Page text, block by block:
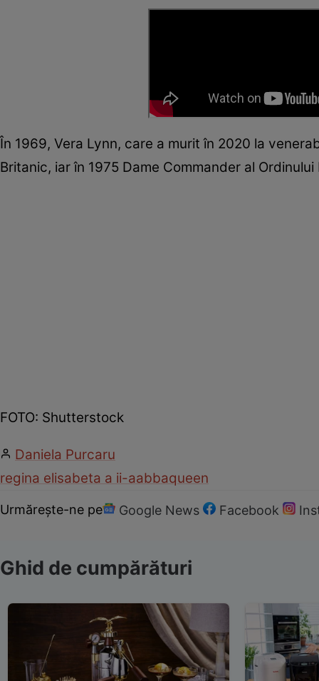
În 1969, Vera Lynn, care a murit în 2020 la
Britanic, iar în 1975 Dame Commander al
FOTO: Shutterstock
Daniela Purcaru
regina elisabeta a ii-aabbaqueen
Urmărește-ne pe Google News Facebook
Ghid de cumpărături